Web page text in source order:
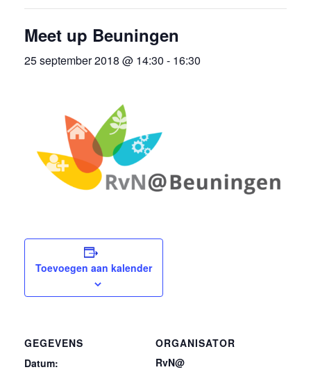
Meet up Beuningen
25 september 2018 @ 14:30 - 16:30
Toevoegen aan kalender
GEGEVENS
Datum:
ORGANISATOR
RvN@